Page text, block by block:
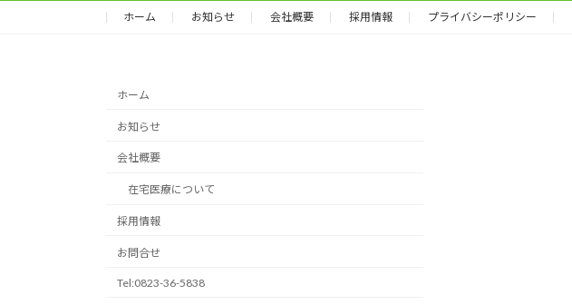
ホーム お知らせ 会社概要 採用情報 プライバシーポリシー
ホーム
お知らせ
会社概要
在宅医療について
採用情報
お問合せ
Tel:0823-36-5838